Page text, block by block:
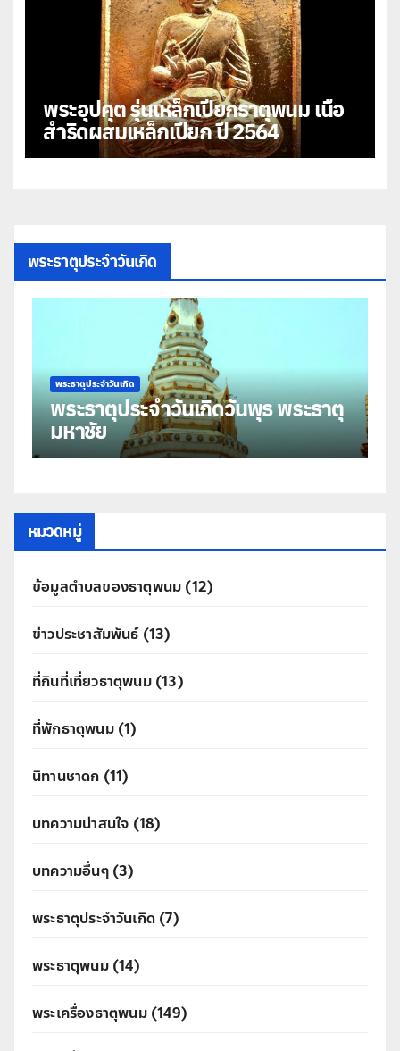
พระอุปคุต รุ่นเหล็กเปียกธาตุพนม เนื้อ
สำริดผสมเหล็กเปียก ปี 2564
พระธาตุประจำวันเกิด
พระธาตุ
พระธาตุประจำวันเกิด
พระธาตุประจำวันเกิดวันอังคาร พ
ธาตุศรีคุณ
หมวดหมู่
ข้อมูลตำบลของธาตุพนม (12)
ข่าวประชาสัมพันธ์(13)
ที่กินที่เที่ยวธาตุพนม(13)
ที่พักธาตุพนม(1)
นิทานชาดก (11)
บทความน่าสนใจ (18)
บทความอื่นๆ(3)
พระธาตุประจำวันเกิด (7)
พระธาตุพนม(14)
พระเครื่องธาตุพนม(149)